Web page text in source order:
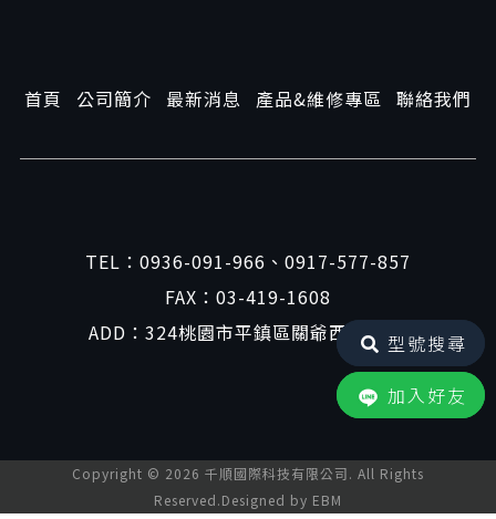
加入好友
型號搜尋
首頁 公司簡介 最新消息 產品&維修專區 聯絡我們
TEL： 0936-091-966 、 0917-577-857
FAX：03-419-1608
ADD：324桃園市平鎮區關爺西路41號
Copyright © 2026 千順國際科技有限公司. All Rights
Reserved.Designed by EBM